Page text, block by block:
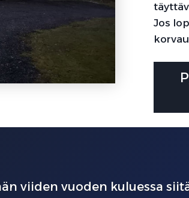
Jos
viiden vuoden kuluessa